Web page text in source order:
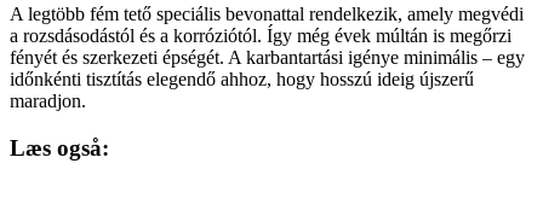
A legtöbb fém tető speciális bevonattal rendelkezik, amely megvédi
a rozsdásodástól és a korróziótól. Így még évek múltán is megőrzi
fényét és szerkezeti épségét. A karbantartási igénye minimális – egy
időnkénti tisztítás elegendő ahhoz, hogy hosszú ideig újszerű
maradjon.
Læs også: